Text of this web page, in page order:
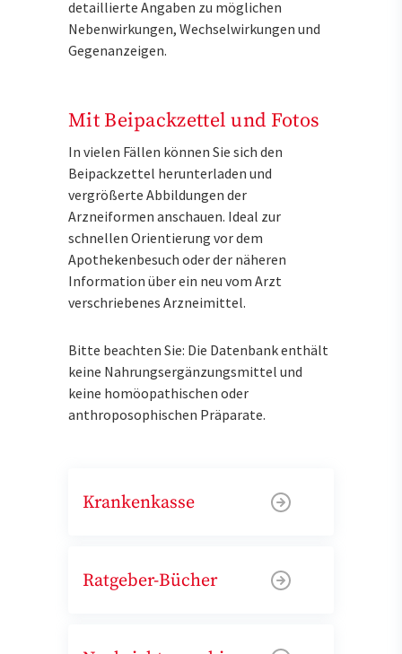
detaillierte Angaben zu möglichen
Nebenwirkungen, Wechselwirkungen und
Gegenanzeigen.
Mit Beipackzettel und Fotos
In vielen Fällen können Sie sich den
Beipackzettel herunterladen und
vergrößerte Abbildungen der
Arzneiformen anschauen. Ideal zur
schnellen Orientierung vor dem
Apothekenbesuch oder der näheren
Information über ein neu vom Arzt
verschriebenes Arzneimittel.
Bitte beachten Sie: Die Datenbank enthält
keine Nahrungsergänzungsmittel und
keine homöopathischen oder
anthroposophischen Präparate.
Krankenkasse
Ratgeber-Bücher